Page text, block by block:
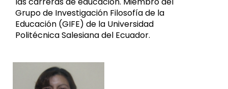
Grupo de Investigación Filosofía de la
Educación (GIFE) de la Universidad
Politécnica Salesiana del Ecuador.